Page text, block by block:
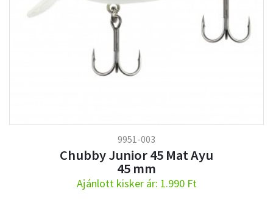
9951-003
Chubby Junior 45 Mat Ayu
45 mm
Ajánlott kisker ár: 1.990 Ft